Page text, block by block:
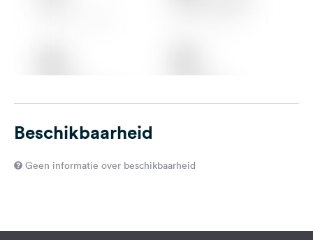
Beschikbaarheid
Geen informatie over beschikbaarheid